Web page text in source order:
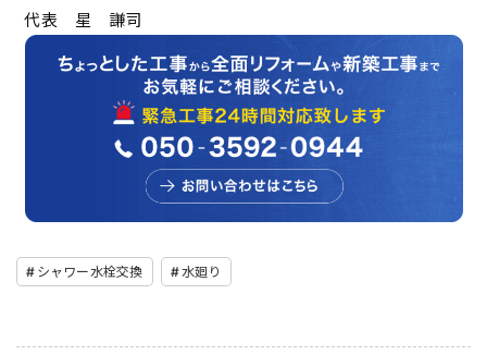
代表 星 謙司
シャワー水栓交換 水廻り